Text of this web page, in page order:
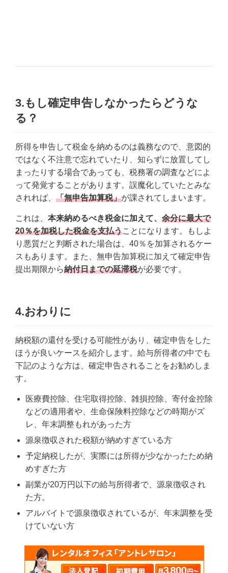
3.もし確定申告しなかったらどうな
る？
所得を申告して税金を納めるのは義務なので、意図的
ではなく不注意で忘れていたり、知らずに放置してし
まったりする場合であっても、税務署の調査などによ
って発覚することがあります。誤魔化していたとみな
されれば、 「無申告加算税」が課されてしまいます。
これは、 本来納めるべき税金に加えて、 余分に最大で
20％を加税した税金を支払うことになります。もしよ
り悪質だと判断された場合は、40％を加算されるケー
スもあります。また、無申告加算税に加えて確定申告
提出期限から納付日までの延滞税が必要です。
4.おわりに
納税額の還付を受ける可能性があり、確定申告をした
ほうが良いケースを紹介します。給与所得者の中でも
下記のような方は、確定申告されることをお勧めしま
す。
医療費控除、住宅取得控除、雑損控除、寄付金控除
などの適用者や、生命保険料控除などの時期がズ
レ、年末調整もれがあった方
源泉徴収された税額が納めすぎている方
予定納税したが、実際には所得が少なかったため納
めすぎた方
副業が20万円以下の給与所得者で、源泉徴収され
た方。
アルバイトで源泉徴収されているが、年末調整を受
けていない方